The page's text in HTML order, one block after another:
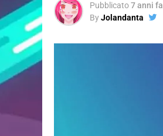
Pubblicato7 anni fa
ByJolandanta